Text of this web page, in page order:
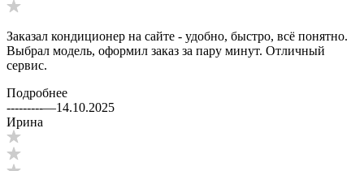
Заказал кондиционер на сайте - удобно, быстро, всё понятно.
Выбрал модель, оформил заказ за пару минут. Отличный
сервис.
Подробнее
---------—14.10.2025
Ирина